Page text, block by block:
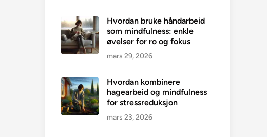
Hvordan bruke håndarbeid
som mindfulness: enkle
øvelser for ro og fokus
mars 29, 2026
Hvordan kombinere
hagearbeid og mindfulness
for stressreduksjon
mars 23, 2026